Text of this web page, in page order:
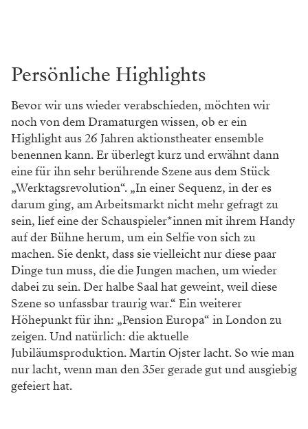
Persönliche Highlights
Bevor wir uns wieder verabschieden, möchten wir
noch von dem Dramaturgen wissen, ob er ein
Highlight aus 26 Jahren aktionstheater ensemble
benennen kann. Er überlegt kurz und erwähnt dann
eine für ihn sehr berührende Szene aus dem Stück
„Werktagsrevolution“. „In einer Sequenz, in der es
darum ging, am Arbeitsmarkt nicht mehr gefragt zu
sein, lief eine der Schauspieler*innen mit ihrem Handy
auf der Bühne herum, um ein Selfie von sich zu
machen. Sie denkt, dass sie vielleicht nur diese paar
Dinge tun muss, die die Jungen machen, um wieder
dabei zu sein. Der halbe Saal hat geweint, weil diese
Szene so unfassbar traurig war.“ Ein weiterer
Höhepunkt für ihn: „Pension Europa“ in London zu
zeigen. Und natürlich: die aktuelle
Jubiläumsproduktion. Martin Ojster lacht. So wie man
nur lacht, wenn man den 35er gerade gut und ausgiebig
gefeiert hat.